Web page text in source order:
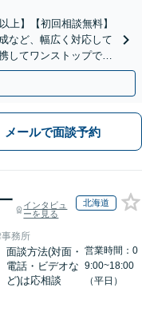
上】【初回相談無料】
など、幅広く対応して
してワンストップでの
メールで面談予約
インタビュ
ーを見る
北海道
務所
面談方法(対面・
電話・ビデオな
ど)は応相談
営業時間：0
9:00~18:00
（平日）